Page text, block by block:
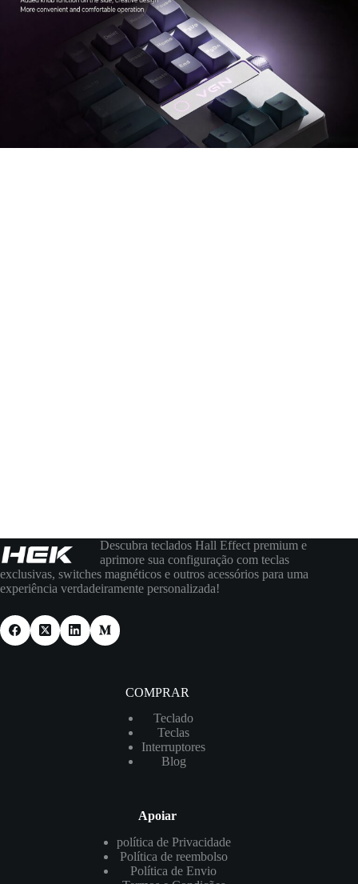
Descubra teclados Hall Effect premium e
aprimore sua configuração com teclas
exclusivas, switches magnéticos e outros acessórios para uma
experiência verdadeiramente personalizada!
COMPRAR
Teclado
Teclas
Interruptores
Blog
Apoiar
política de Privacidade
Política de reembolso
Política de Envio